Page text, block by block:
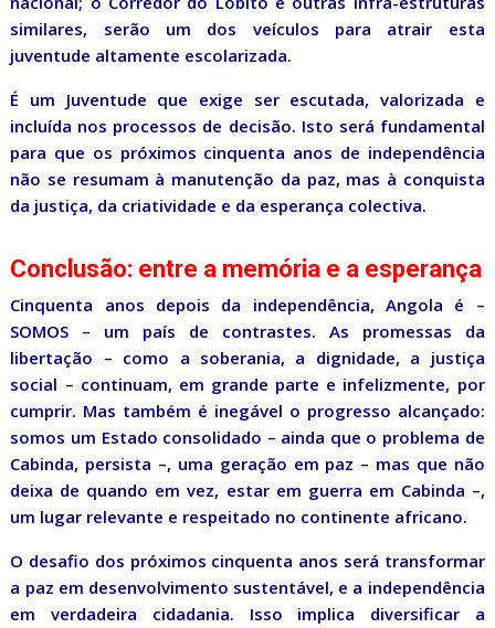
similares, serão um dos veículos para atrair esta
juventude altamente escolarizada.
É um Juventude que exige ser escutada, valorizada e
incluída nos processos de decisão. Isto será fundamental
para que os próximos cinquenta anos de independência
não se resumam à manutenção da paz, mas à conquista
da justiça, da criatividade e da esperança colectiva.
Conclusão: entre a memória e a esperança
Cinquenta anos depois da independência, Angola é –
SOMOS – um país de contrastes. As promessas da
libertação – como a soberania, a dignidade, a justiça
social – continuam, em grande parte e infelizmente, por
cumprir. Mas também é inegável o progresso alcançado:
somos um Estado consolidado – ainda que o problema de
Cabinda, persista –, uma geração em paz – mas que não
deixa de quando em vez, estar em guerra em Cabinda –,
um lugar relevante e respeitado no continente africano.
O desafio dos próximos cinquenta anos será transformar
a paz em desenvolvimento sustentável, e a independência
em verdadeira cidadania. Isso implica diversificar a